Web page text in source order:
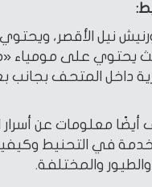
نيل الأقصر،
يحتوي على مومياء
داخل المتحف بجانب
معلومات عن أسرار
في التحنيط
والمختلفة.